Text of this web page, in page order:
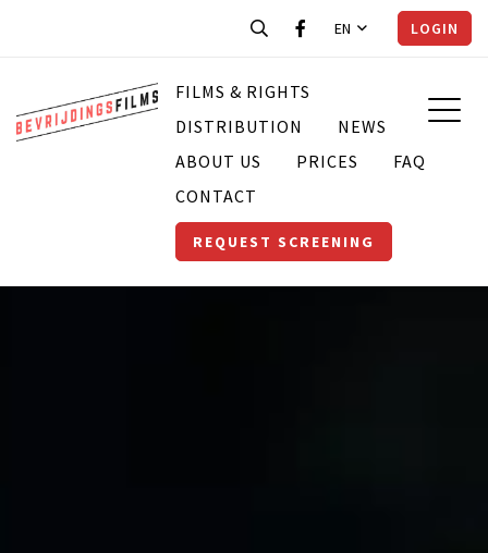
EN LOGIN
FILMS & RIGHTS
DISTRIBUTION
NEWS
ABOUT US
PRICES
FAQ
CONTACT
REQUEST SCREENING